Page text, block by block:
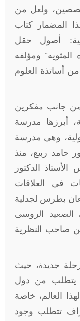
ولعل من
المضمار كتاب
أصول حقل
المئوية" ومؤلفه
أساتذة العلوم
جانب مفكرين
أبرزها مدرسة
وهى مدرسة
حامد ربيع، منذ
الدكتور
فى العلاقات
بطرس لجدلية
الصعيد الروسى
صاحب النظرية
جديدة، حيث
يتطلب من دول
العالم، خاصة
تتطلب وجود